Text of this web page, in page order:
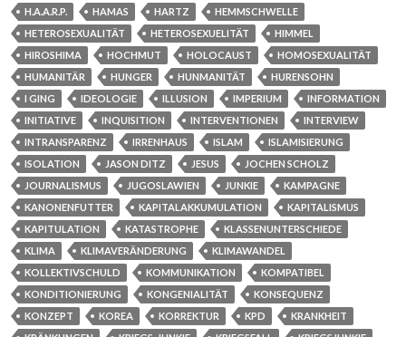
H.A.A.R.P.
HAMAS HARTZ
HEMMSCHWELLE
HETEROSEXUALITÄT
HETEROSEXUELITÄT
HIMMEL
HIROSHIMA
HOCHMUT HOLOCAUST
HOMOSEXUALITÄT
HUMANITÄR
HUNGER HUNMANITÄT
HURENSOHN
I GING
IDEOLOGIE ILLUSION IMPERIUM
INFORMATION
INITIATIVE
INQUISITION INTERVENTIONEN
INTERVIEW
INTRANSPARENZ
IRRENHAUS ISLAM
ISLAMISIERUNG
ISOLATION
JASON DITZ JESUS
JOCHEN SCHOLZ
JOURNALISMUS
JUGOSLAWIEN JUNKIE
KAMPAGNE
KANONENFUTTER
KAPITALAKKUMULATION
KAPITALISMUS
KAPITULATION
KATASTROPHE
KLASSENUNTERSCHIEDE
KLIMA
KLIMAVERÄNDERUNG
KLIMAWANDEL
KOLLEKTIVSCHULD
KOMMUNIKATION
KOMPATIBEL
KONDITIONIERUNG
KONGENIALITÄT
KONSEQUENZ
KONZEPT
KOREA KORREKTUR KPD
KRANKHEIT